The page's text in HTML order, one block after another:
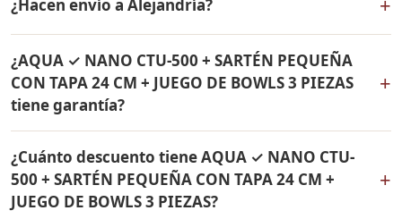
24 CM + JUEGO DE BOWLS 3 PIEZAS incluye: Filtro de
agua Rena Ware + Bowls Rena Ware + Sartén con tapa
de 24 cm Rena Ware. Todos los productos son
originales Rena Ware con garantía de por vida.
¿Hacen envío a Alejandría?
SARTÉN PEQUEÑA CON TAPA 24 CM + JUEGO DE BOWLS
3 PIEZAS a Alejandría, Antioquia y a todo Colombia. El
pago es contra entrega.
¿AQUA ✓ NANO CTU-500 + SARTÉN PEQUEÑA
CON TAPA 24 CM + JUEGO DE BOWLS 3 PIEZAS
tiene garantía?
+
CTU-500 + SARTÉN PEQUEÑA CON TAPA 24 CM + JUEGO
DE BOWLS 3 PIEZAS tienen garantía de por vida contra
defectos de fabricación. Son productos originales Rena
¿Cuánto descuento tiene AQUA ✓ NANO CTU-
500 + SARTÉN PEQUEÑA CON TAPA 24 CM +
JUEGO DE BOWLS 3 PIEZAS?
+